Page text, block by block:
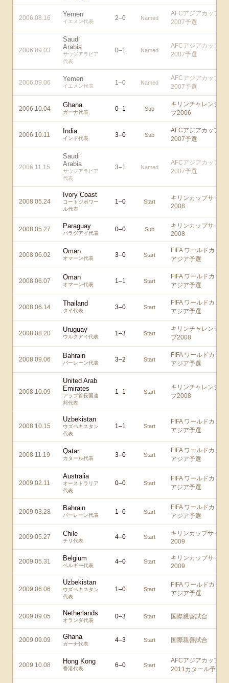
2006.08.16 Yemen
イエメン代表 2–0 Named
AFCアジアカップ
2007予選
2006.09.03
Saudi
Arabia
サウジアラビア
代表
0–1 Named
AFCアジアカップ
2007予選
2006.09.06 Yemen
イエメン代表 1–0 Named
AFCアジアカップ
2007予選
2006.10.04 Ghana
ガーナ代表 0–1 Sub
キリンチャレンジカ
プ2006
2006.10.11 India
インド代表 3–0 Sub
AFCアジアカップ
2007予選
2006.11.15
Saudi
Arabia
サウジアラビア
代表
3–1 Named
AFCアジアカップ
2007予選
2008.05.24
Ivory Coast
コートジボワー
ル代表
1–0 Start
キリンカップサッカ
2008
2008.05.27 Paraguay
パラグアイ代表
0–0 Sub
キリンカップサッカ
2008
2008.06.02 Oman
オマーン代表 3–0 Start
FIFA ワールドカップ
アジア予選
2008.06.07 Oman
オマーン代表 1–1 Start
FIFA ワールドカップ
アジア予選
2008.06.14 Thailand
タイ代表 3–0 Start
FIFA ワールドカップ
アジア予選
2008.08.20 Uruguay
ウルグアイ代表 1–3 Start
キリンチャレンジカ
プ2008
2008.09.06 Bahrain
バーレーン代表 3–2 Start
FIFA ワールドカップ
アジア予選
2008.10.09
United Arab
Emirates
アラブ首長国連
邦代表
1–1 Start
キリンチャレンジカ
プ2008
2008.10.15
Uzbekistan
ウズベキスタン
代表
1–1 Start
FIFA ワールドカップ
アジア予選
2008.11.19 Qatar
カタール代表 3–0 Start
FIFA ワールドカップ
アジア予選
2009.02.11
Australia
オーストラリア
代表
0–0 Start
FIFA ワールドカップ
アジア予選
2009.03.28 Bahrain
バーレーン代表 1–0 Start
FIFA ワールドカップ
アジア予選
2009.05.27 Chile
チリ代表
4–0 Start
キリンカップサッカ
2009
2009.05.31 Belgium
ベルギー代表
4–0 Start
キリンカップサッカ
2009
2009.06.06
Uzbekistan
ウズベキスタン
代表
1–0 Start
FIFA ワールドカップ
アジア予選
2009.09.05 Netherlands
オランダ代表
0–3 Start 国際親善試合
2009.09.09 Ghana
ガーナ代表
4–3 Start 国際親善試合
2009.10.08 Hong Kong
香港代表 6–0 Start
AFCアジアカップ
2011カタール予選